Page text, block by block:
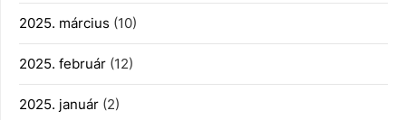
2025. március (10)
2025. február (12)
2025. január (2)